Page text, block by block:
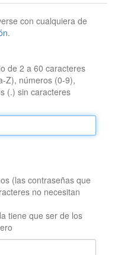
con cualquiera de
.
de 2 a 60 caracteres
Z), números (0-9),
(.) sin caracteres
(las contraseñas que
no necesitan
tiene que ser de los